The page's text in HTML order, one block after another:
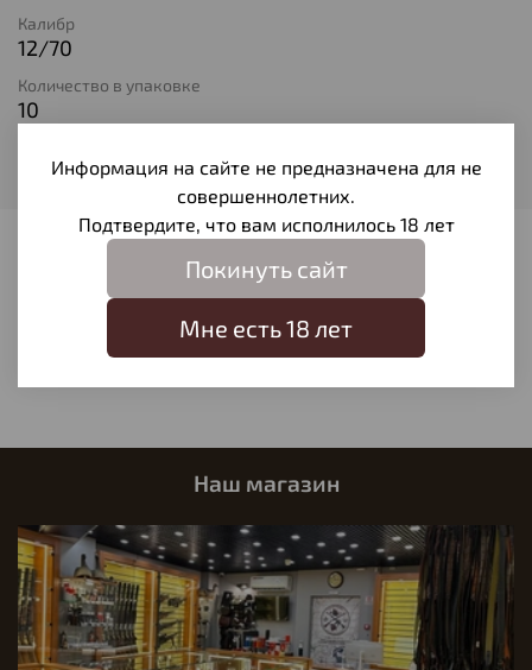
Калибр
12/70
Количество в упаковке
10
Пуля
Отзывов еще никто не оставлял
Написать отзыв
Наш магазин
Информация на сайте не предназначена для не
совершеннолетних.
Подтвердите, что вам исполнилось 18 лет
Покинуть сайт
Мне есть 18 лет